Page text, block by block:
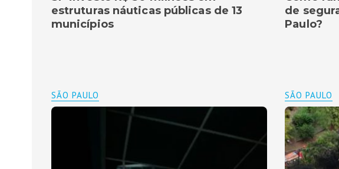
de
Paulo?
estruturas náuticas públicas de 13
municípios
SÃO PAULO
SÃO PAULO